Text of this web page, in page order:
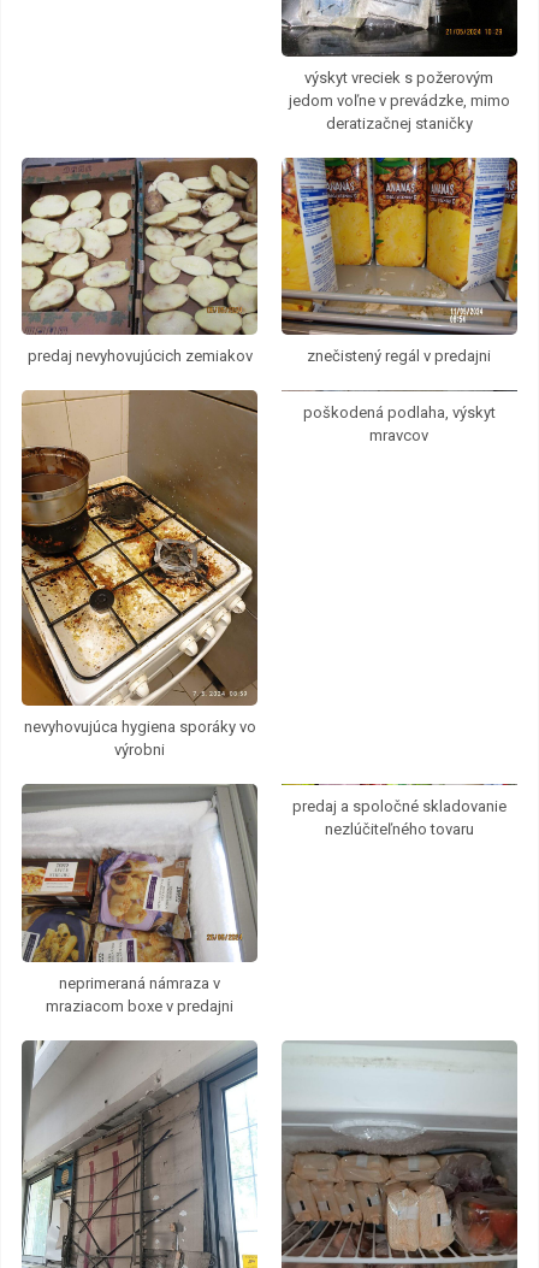
výskyt vreciek s požerovým
jedom voľne v prevádzke, mimo
deratizačnej staničky
predaj nevyhovujúcich zemiakov znečistený regál v predajni
nevyhovujúca hygiena sporáky vo
výrobni
poškodená podlaha, výskyt
mravcov
neprimeraná námraza v
mraziacom boxe v predajni
predaj a spoločné skladovanie
nezlúčiteľného tovaru